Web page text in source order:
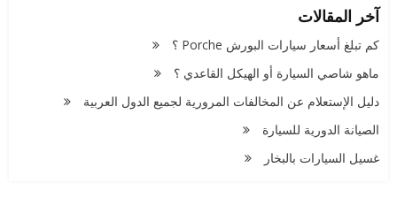
آخر المقالات
كم تبلغ أسعار سيارات البورش Porche ؟
ماهو شاصي السيارة أو الهيكل القاعدي ؟
دليل الإستعلام عن المخالفات المرورية لجميع الدول العربية
الصيانة الدورية للسيارة
غسيل السيارات بالبخار